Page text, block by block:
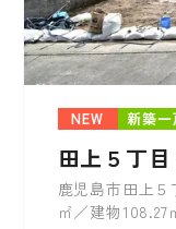
NEW 新築一
田上５丁
鹿児島市田上
㎡／建物108.27